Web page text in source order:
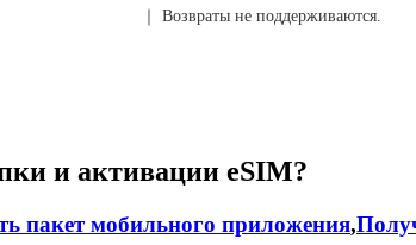
｜ Возвраты не поддерживаются.
и активации eSIM?
пакет мобильного приложения,